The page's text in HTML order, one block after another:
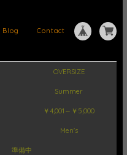
Contact
Blog
OVERSIZE
Summer
￥4,001～￥5,000
Men's
準備中